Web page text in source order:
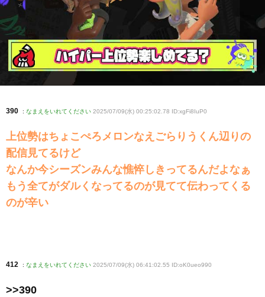
390 : なまえをいれてください 2025/07/09(水) 00:25:02.78 ID:xgFi8IuP0
上位勢はちょこぺろメロンなえごらりうくん辺りの
配信見てるけど
なんか今シーズンみんな憔悴しきってるんだよなぁ
もう全てがダルくなってるのが見てて伝わってくる
のが辛い
412 : なまえをいれてください 2025/07/09(水) 06:41:02.55 ID:oK0ueo990
>>390